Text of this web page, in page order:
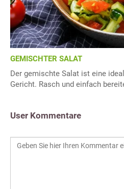
GEMISCHTER SALAT
Der gemischte Salat ist eine
Gericht. Rasch und einfach
User Kommentare